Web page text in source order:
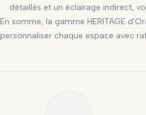
détaillés et un éclairage indirect,
En somme, la gamme HERITAGE
personnaliser chaque espace avec